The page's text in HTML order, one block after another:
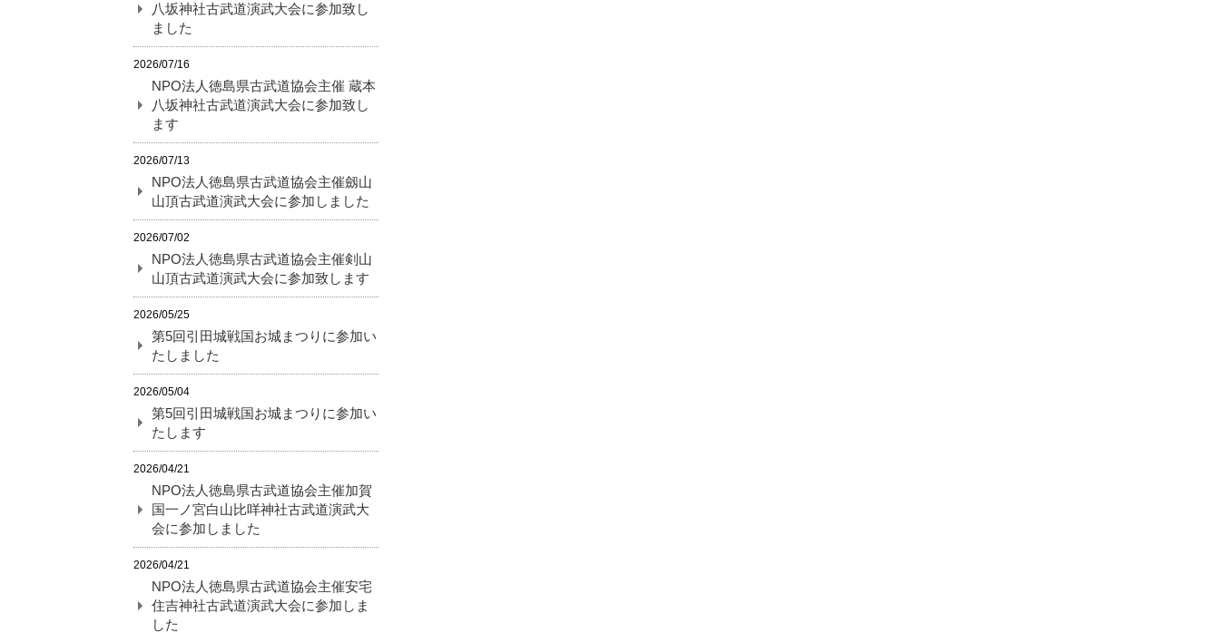
八坂神社古武道演武大会に参加致し
ました
2026/07/16
NPO法人徳島県古武道協会主催 蔵本
八坂神社古武道演武大会に参加致し
ます
2026/07/13
NPO法人徳島県古武道協会主催劔山
山頂古武道演武大会に参加しました
2026/07/02
NPO法人徳島県古武道協会主催剣山
山頂古武道演武大会に参加致します
2026/05/25
第5回引田城戦国お城まつりに参加い
たしました
2026/05/04
第5回引田城戦国お城まつりに参加い
たします
2026/04/21
NPO法人徳島県古武道協会主催加賀
国一ノ宮白山比咩神社古武道演武大
会に参加しました
2026/04/21
NPO法人徳島県古武道協会主催安宅
住吉神社古武道演武大会に参加しま
した